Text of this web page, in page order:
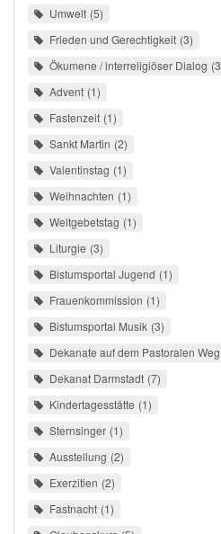
Umwelt 5
Frieden und Gerechtigkeit 3
Ökumene / interreligiöser Dialog 3
Advent 1
Fastenzeit 1
Sankt Martin 2
Valentinstag 1
Weihnachten 1
Weltgebetstag 1
Liturgie 3
Bistumsportal Jugend 1
Frauenkommission 1
Bistumsportal Musik 3
Dekanate auf dem Pastoralen Weg
Dekanat Darmstadt 7
Kindertagesstätte 1
Sternsinger 1
Ausstellung 2
Exerzitien 2
Fastnacht 1